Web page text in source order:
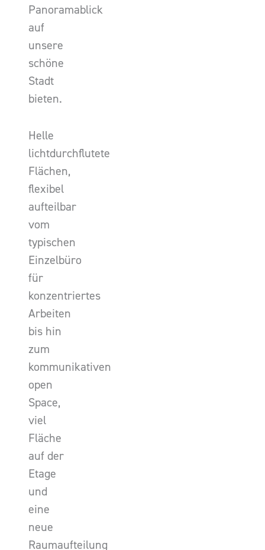
Panoramablick
auf
unsere
schöne
Stadt
bieten.
Helle
lichtdurchflutete
Flächen,
flexibel
aufteilbar
vom
typischen
Einzelbüro
für
konzentriertes
Arbeiten
bis hin
zum
kommunikativen
open
Space,
viel
Fläche
auf der
Etage
und
eine
neue
Raumaufteilung